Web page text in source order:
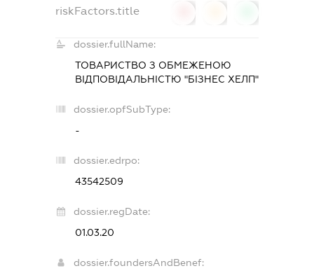
riskFactors.title
dossier.fullName:
ТОВАРИСТВО З ОБМЕЖЕНОЮ
ВІДПОВІДАЛЬНІСТЮ "БІЗНЕС ХЕЛП"
dossier.opfSubType:
-
dossier.edrpo:
43542509
dossier.regDate:
01.03.20
dossier.foundersAndBenef: